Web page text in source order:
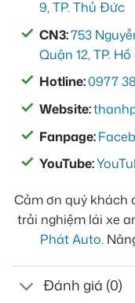
9, TP. Thủ Đức
CN3:753
Quận 12, TP.
Hotline:0977
Website:
Fanpage:
YouTube:
Cảm ơn quý khách
trải nghiệm lái xe
Phát Auto.
Đánh giá (0)